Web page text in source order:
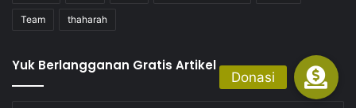
Team thaharah
Yuk Berlangganan Gratis Artikel